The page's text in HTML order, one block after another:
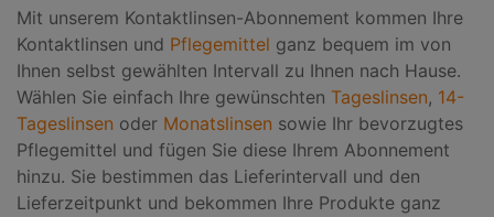
Mit unserem Kontaktlinsen-Abonnement kommen Ihre
Kontaktlinsen und Pflegemittel ganz bequem im von
Ihnen selbst gewählten Intervall zu Ihnen nach Hause.
Wählen Sie einfach Ihre gewünschten Tageslinsen, 14-
Tageslinsen oder Monatslinsen sowie Ihr bevorzugtes
Pflegemittel und fügen Sie diese Ihrem Abonnement
hinzu. Sie bestimmen das Lieferintervall und den
Lieferzeitpunkt und bekommen Ihre Produkte ganz